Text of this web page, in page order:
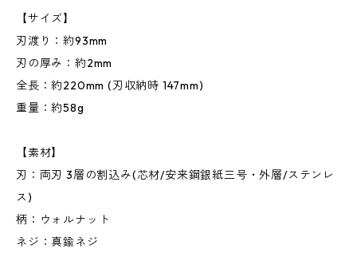
【サイズ】
刃渡り：約93mm
刃の厚み：約2mm
全長：約220mm (刃収納時 147mm)
重量：約58g
【素材】
刃：両刃 3層の割込み(芯材/安来鋼銀紙三号・外層/ステンレ
ス)
柄：ウォルナット
ネジ：真鍮ネジ